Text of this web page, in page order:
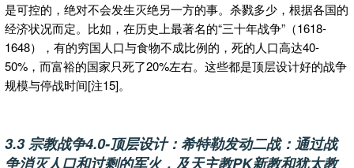
是可控的，绝对不会发生灭绝另一方的事。杀戮多少，根据各国的
经济状况而定。比如，在历史上最著名的“三十年战争”（1618-
1648），有的穷国人口与食物不成比例的，死的人口高达40-
50%，而富裕的国家只死了20%左右。这些都是顶层设计好的战争
规模与停战时间[注15]。
3.3 宗教战争4.0-顶层设计：希特勒发动二战：通过战
争消灭人口和过剩的军火，及天主教PK新教和犹太教